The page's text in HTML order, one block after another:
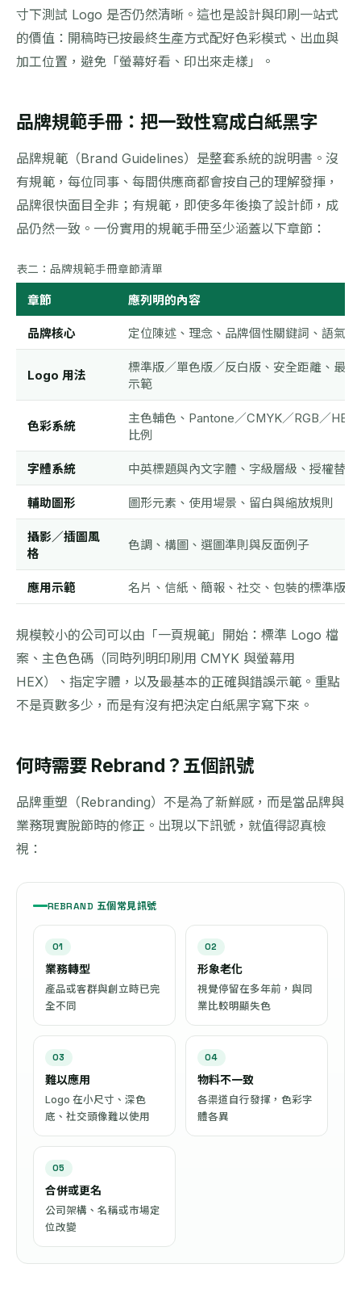
寸下測試 Logo 是否仍然清晰。這也是設計與印刷一站式
的價值：開稿時已按最終生產方式配好色彩模式、出血與
加工位置，避免「螢幕好看、印出來走樣」。
品牌規範手冊：把一致性寫成白紙黑字
品牌規範（Brand Guidelines）是整套系統的說明書。沒
有規範，每位同事、每間供應商都會按自己的理解發揮，
品牌很快面目全非；有規範，即使多年後換了設計師，成
品仍然一致。一份實用的規範手冊至少涵蓋以下章節：
表二：品牌規範手冊章節清單
章節 應列明的內容
品牌核心 定位陳述、理念、品牌個性關鍵詞、語氣方
Logo 用法
標準版／單色版／反白版、安全距離、最
示範
色彩系統
主色輔色、Pantone／CMYK／RGB／HEX
比例
字體系統 中英標題與內文字體、字級層級、授權替代
輔助圖形 圖形元素、使用場景、留白與縮放規則
攝影／插圖風
格
色調、構圖、選圖準則與反面例子
應用示範 名片、信紙、簡報、社交、包裝的標準版式
規模較小的公司可以由「一頁規範」開始：標準 Logo 檔
案、主色色碼（同時列明印刷用 CMYK 與螢幕用
HEX）、指定字體，以及最基本的正確與錯誤示範。重點
不是頁數多少，而是有沒有把決定白紙黑字寫下來。
何時需要 Rebrand？五個訊號
品牌重塑（Rebranding）不是為了新鮮感，而是當品牌與
業務現實脫節時的修正。出現以下訊號，就值得認真檢
視：
REBRAND 五個常見訊號
01
業務轉型
產品或客群與創立時已完
全不同
02
形象老化
視覺停留在多年前，與同
業比較明顯失色
03
難以應用
Logo 在小尺寸、深色
底、社交頭像難以使用
04
物料不一致
各渠道自行發揮，色彩字
體各異
05
合併或更名
公司架構、名稱或市場定
位改變